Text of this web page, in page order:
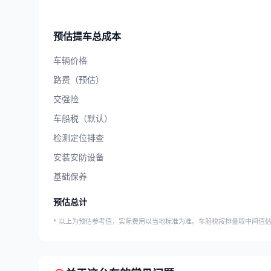
预估提车总成本
车辆价格
路费（预估）
交强险
车船税（默认）
检测定位排查
安装安防设备
基础保养
预估总计
* 以上为预估参考值，实际费用以当地标准为准。车船税按排量取中间值估